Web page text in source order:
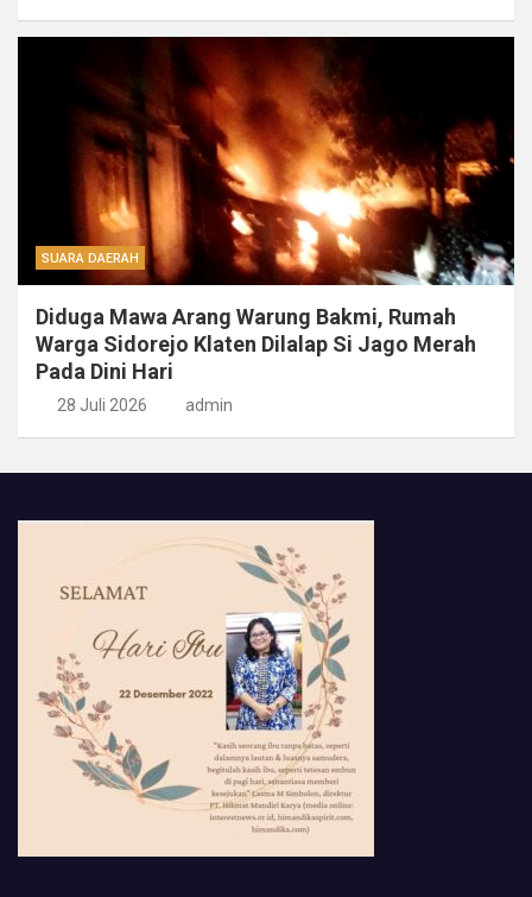
SUARA DAERAH
Diduga Mawa Arang Warung Bakmi, Rumah
Warga Sidorejo Klaten Dilalap Si Jago Merah
Pada Dini Hari
28 Juli 2026 admin